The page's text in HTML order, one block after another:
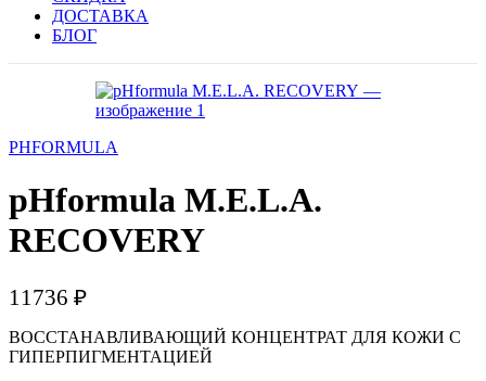
ДОСТАВКА
БЛОГ
PHFORMULA
pHformula M.E.L.A.
RECOVERY
11736 ₽
ВОССТАНАВЛИВАЮЩИЙ КОНЦЕНТРАТ ДЛЯ КОЖИ С
ГИПЕРПИГМЕНТАЦИЕЙ